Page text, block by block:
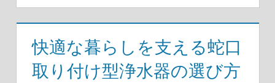
快適な暮らしを支える蛇口
取り付け型浄水器の選び方